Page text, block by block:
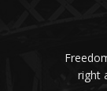
right